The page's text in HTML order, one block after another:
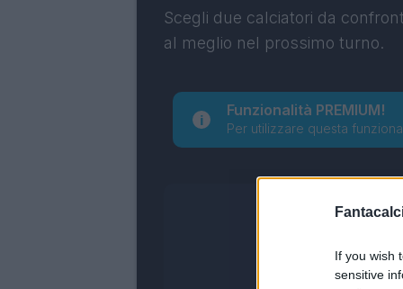
If you wish
sensitive
Scegli due calciatori da
al meglio nel prossimo turno.
Funzionalità PREMIUM!
Per utilizzare questa